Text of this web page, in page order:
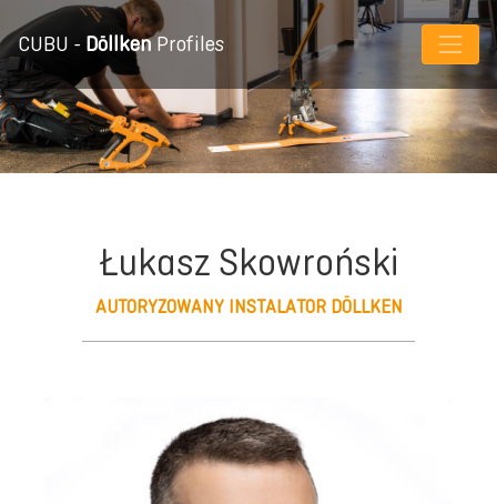
CUBU - Döllken Profiles
Łukasz Skowroński
AUTORYZOWANY INSTALATOR DÖLLKEN